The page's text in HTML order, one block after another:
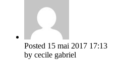
Posted 15 mai 2017 17:13
by cecile gabriel